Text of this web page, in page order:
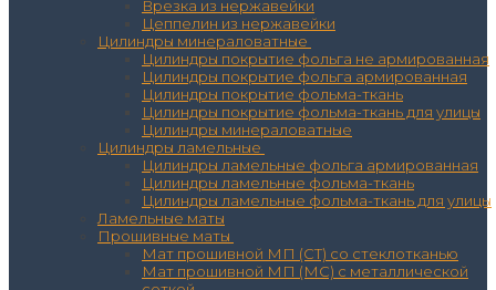
Врезка из нержавейки
Цеппелин из нержавейки
Цилиндры минераловатные
Цилиндры покрытие фольга не армированная
Цилиндры покрытие фольга армированная
Цилиндры покрытие фольма-ткань
Цилиндры покрытие фольма-ткань для улицы
Цилиндры минераловатные
Цилиндры ламельные
Цилиндры ламельные фольга армированная
Цилиндры ламельные фольма-ткань
Цилиндры ламельные фольма-ткань для улицы
Ламельные маты
Прошивные маты
Мат прошивной МП (СТ) со стеклотканью
Мат прошивной МП (МС) с металлической